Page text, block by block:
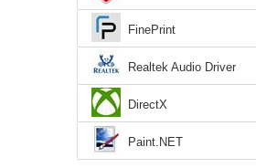
FinePrint
Realtek Audio Driver
DirectX
Paint.NET